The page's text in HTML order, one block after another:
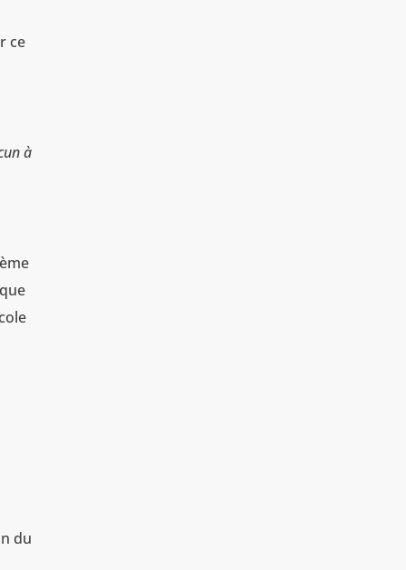
ce
à
du